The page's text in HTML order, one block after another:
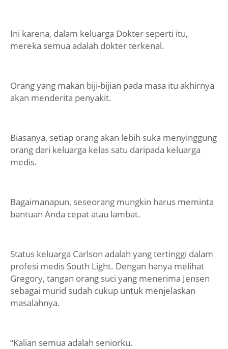
Ini karena, dalam keluarga Dokter seperti itu,
mereka semua adalah dokter terkenal.
Orang yang makan biji-bijian pada masa itu akhirnya
akan menderita penyakit.
Biasanya, setiap orang akan lebih suka menyinggung
orang dari keluarga kelas satu daripada keluarga
medis.
Bagaimanapun, seseorang mungkin harus meminta
bantuan Anda cepat atau lambat.
Status keluarga Carlson adalah yang tertinggi dalam
profesi medis South Light. Dengan hanya melihat
Gregory, tangan orang suci yang menerima Jensen
sebagai murid sudah cukup untuk menjelaskan
masalahnya.
“Kalian semua adalah seniorku.